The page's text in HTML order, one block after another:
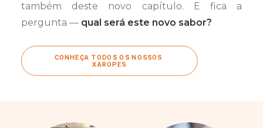
também deste novo capítulo. E fica a
pergunta — qual será este novo sabor?
CONHEÇA TODOS OS NOSSOS
XAROPES